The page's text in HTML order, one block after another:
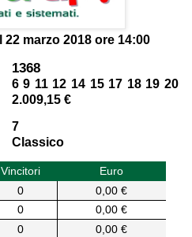
22 marzo 2018 ore 14:00
1368
6 9 11 12 14 15 17 18 19 20
2.009,15 €
7
Classico
Vincitori
Euro
0
0,00 €
0
0,00 €
0
0,00 €